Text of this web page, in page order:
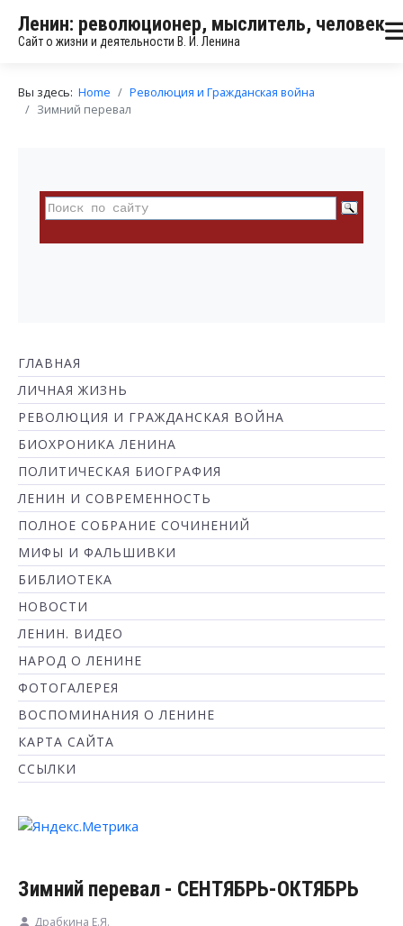
Ленин: революционер, мыслитель, человек
Сайт о жизни и деятельности В. И. Ленина
Вы здесь: Home
Революция и Гражданская война
Зимний перевал
ГЛАВНАЯ
ЛИЧНАЯ ЖИЗНЬ
РЕВОЛЮЦИЯ И ГРАЖДАНСКАЯ ВОЙНА
БИОХРОНИКА ЛЕНИНА
ПОЛИТИЧЕСКАЯ БИОГРАФИЯ
ЛЕНИН И СОВРЕМЕННОСТЬ
ПОЛНОЕ СОБРАНИЕ СОЧИНЕНИЙ
МИФЫ И ФАЛЬШИВКИ
БИБЛИОТЕКА
НОВОСТИ
ЛЕНИН. ВИДЕО
НАРОД О ЛЕНИНЕ
ФОТОГАЛЕРЕЯ
ВОСПОМИНАНИЯ О ЛЕНИНЕ
КАРТА САЙТА
ССЫЛКИ
Зимний перевал - СЕНТЯБРЬ-ОКТЯБРЬ
Драбкина Е.Я.